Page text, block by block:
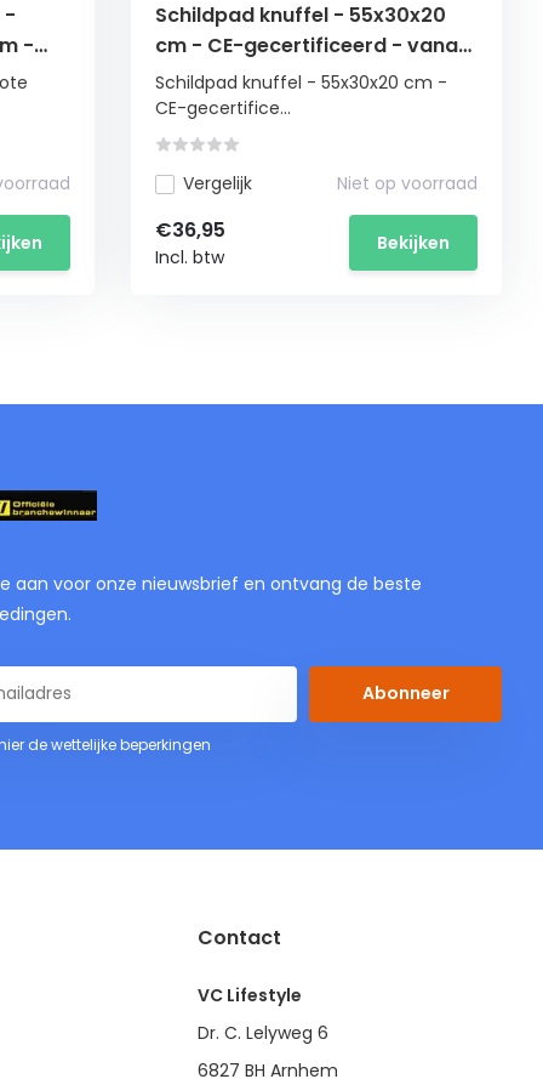
-
-
Schildpad knuffel - 55x30x20
cm - CE-gecertificeerd - vanaf
3 jaar
Schildpad knuffel - 55x30x20 cm -
CE-gecertifice...
Vergelijk Niet op voorraad
€36,95
Incl. btw
Bekijken
aan voor onze nieuwsbrief en ontvang de beste
Abonneer
de wettelijke beperkingen
Contact
VC Lifestyle
Dr. C. Lelyweg 6
6827 BH Arnhem